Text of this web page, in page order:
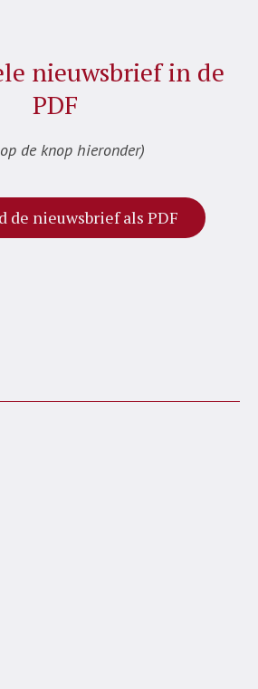
nieuwsbrief in de
PDF
de knop hieronder)
de nieuwsbrief als PDF